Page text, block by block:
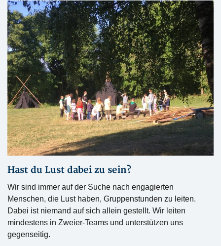
Hast du Lust dabei zu sein?
Wir sind immer auf der Suche nach engagierten
Menschen, die Lust haben, Gruppenstunden zu leiten.
Dabei ist niemand auf sich allein gestellt. Wir leiten
mindestens in Zweier-Teams und unterstützen uns
gegenseitig.